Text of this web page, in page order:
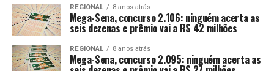
REGIONAL 8 anos atrás
Mega-Sena, concurso 2.106: ninguém acerta as
seis dezenas e prêmio vai a R$ 42 milhões
REGIONAL 8 anos atrás
Mega-Sena, concurso 2.095: ninguém acerta as